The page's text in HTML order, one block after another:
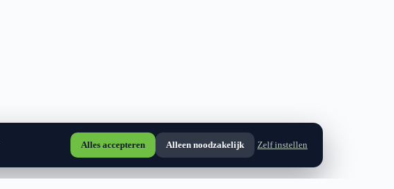
Alles accepteren Alleen noodzakelijk Zelf instellen